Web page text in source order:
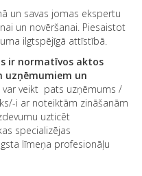
un savas jomas ekspertu
un novēršanai. Piesaistot
ilgtspējīgā attīstībā.
ir normatīvos aktos
uzņēmumiem un
var veikt pats uzņēmums /
i ar noteiktām zināšanām
uzticēt
specializējas
līmeņa profesionāļu